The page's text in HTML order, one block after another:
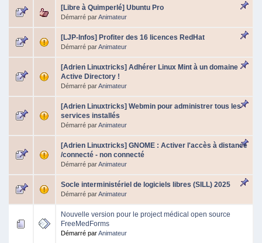
[Libre à Quimperlé] Ubuntu Pro
Démarré parAnimateur
[LJP-Infos] Profiter des 16 licences RedHat
Démarré parAnimateur
[Adrien Linuxtricks] Adhérer Linux Mint à un domaine
Active Directory !
Démarré parAnimateur
[Adrien Linuxtricks] Webmin pour administrer tous les
services installés
Démarré parAnimateur
[Adrien Linuxtricks] GNOME : Activer l'accès à distance
/connecté - non connecté
Démarré parAnimateur
Socle interministériel de logiciels libres (SILL) 2025
Démarré parAnimateur
Nouvelle version pour le project médical open source
FreeMedForms
Démarré parAnimateur